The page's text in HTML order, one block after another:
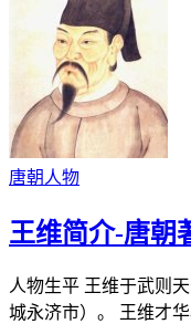
唐朝人物
王维简介-唐朝
人物生平 王维于武则
城永济市）。 王维才